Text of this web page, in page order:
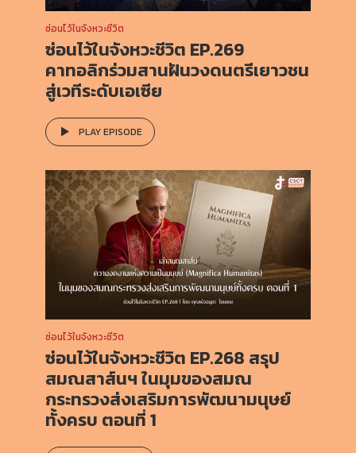
ซ่อนไว้ในจังหวะชีวิต
ซ่อนไว้ในจังหวะชีวิต EP.269
คาทอลิกร่วมสานฝันวงดนตรีเยาวชน
สู่เวทีระดับเอเซีย
PLAY EPISODE
ซ่อนไว้ในจังหวะชีวิต
ซ่อนไว้ในจังหวะชีวิต EP.268 สรุป
สมณสาส์นฯ ในมุมของสมณ
กระทรวงส่งเสริมการพัฒนามนุษย์
ทั้งครบ ตอนที่ 1